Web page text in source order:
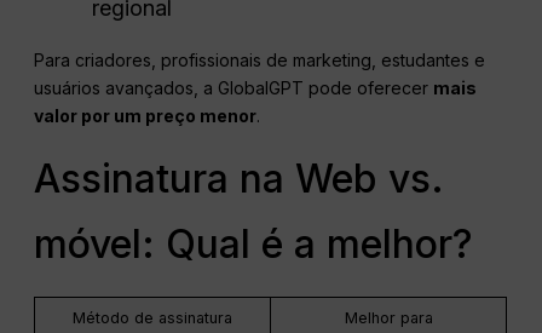
regional
Para criadores, profissionais de marketing, estudantes e
usuários avançados, a GlobalGPT pode oferecer mais
valor por um preço menor.
Assinatura na Web vs.
móvel: Qual é a melhor?
Método de assinatura Melhor para